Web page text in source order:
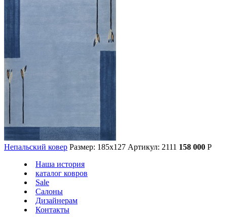
Непальский ковер Размер: 185х127 Артикул: 2111 158 000 Р
Наша история
каталог ковров
Sale
Салоны
Дизайнерам
Контакты